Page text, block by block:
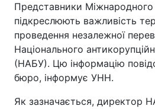
Представники
підкреслюють важливість
проведення незалежної
Національного
(НАБУ). Цю інформацію
бюро, інформує УНН.
Як зазначається, директор